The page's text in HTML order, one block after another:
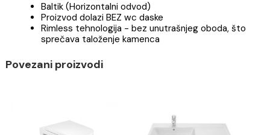
Konzolna wc šolja Roca GAP
Sanitarna keramika
sprečava taloženje kamenca